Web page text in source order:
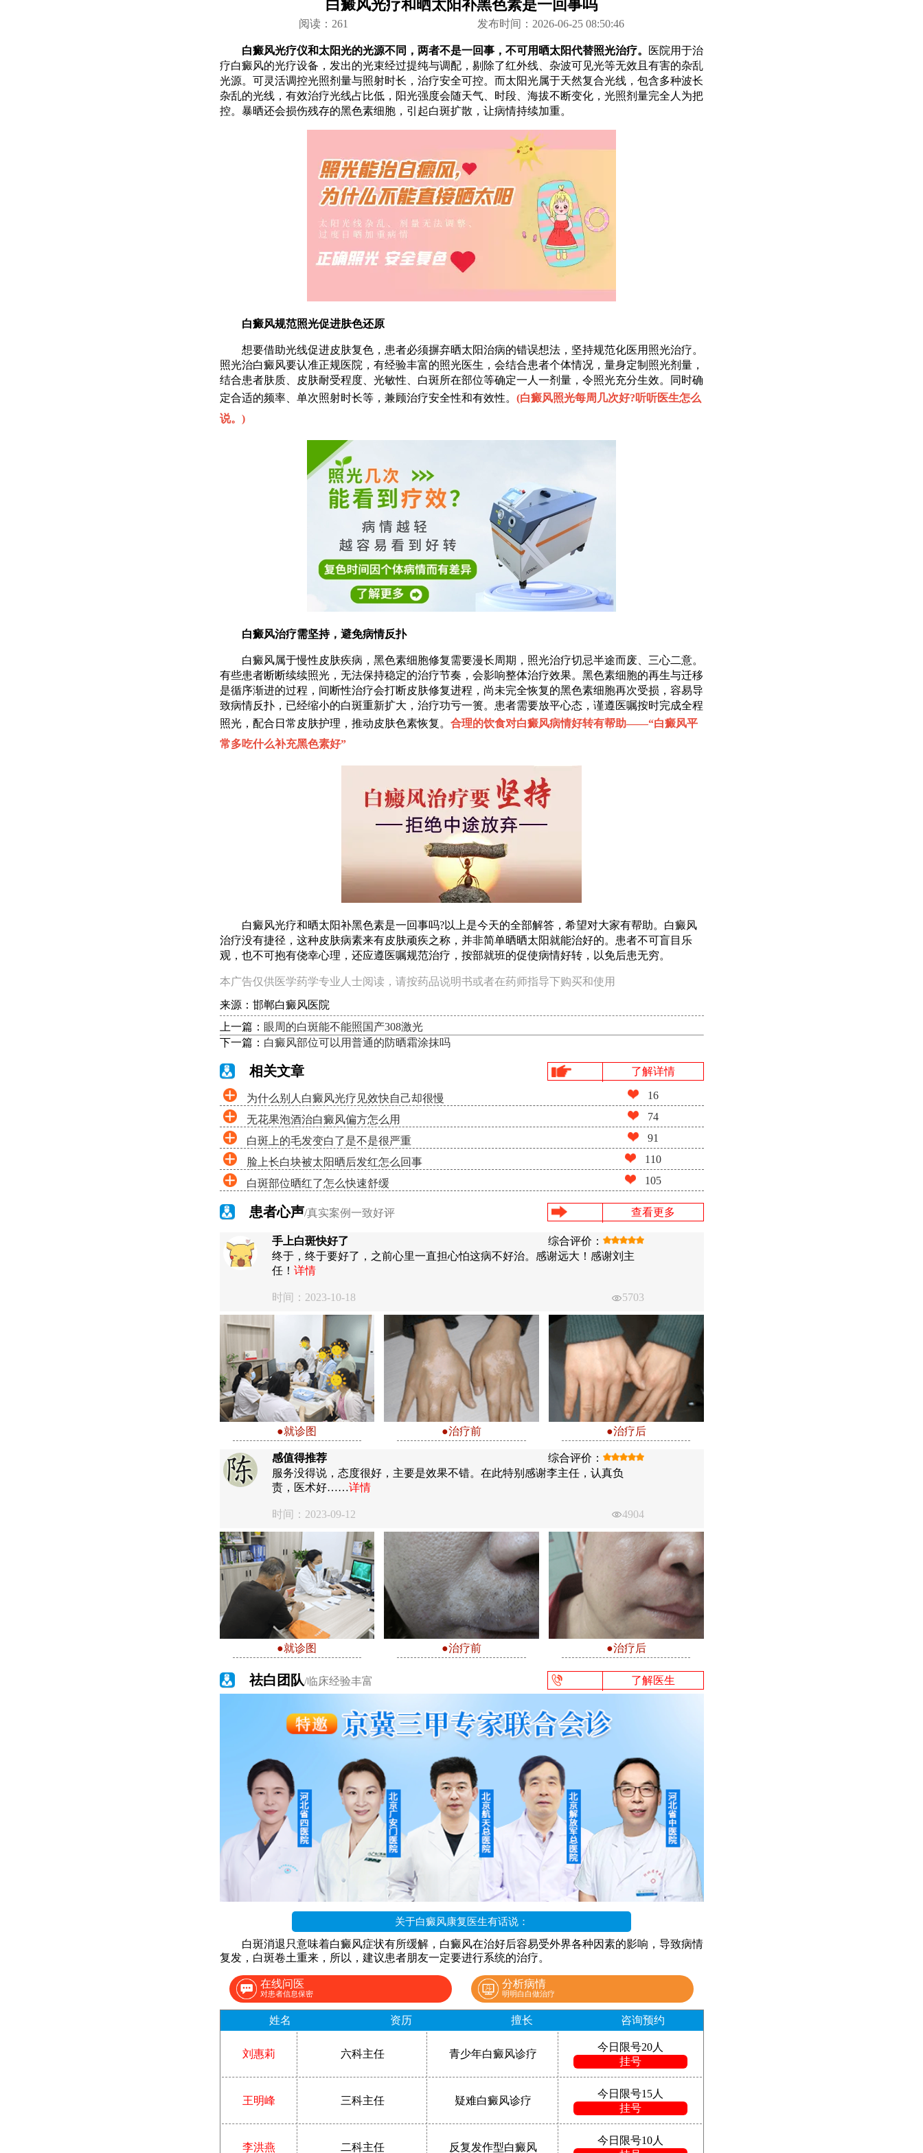
白癜风光疗和晒太阳补黑色素是一回事吗
阅读： 261 发布时间：2026-06-25 08:50:46
白癜风光疗仪和太阳光的光源不同，两者不是一回事，不可用晒太阳代替照光治疗。
医院用于治
疗白癜风的光疗设备，发出的光束经过提纯与调配，剔除了红外线、杂波可见光等无效且有害的杂乱
光源。可灵活调控光照剂量与照射时长，治疗安全可控。而太阳光属于天然复合光线，包含多种波长
杂乱的光线，有效治疗光线占比低，阳光强度会随天气、时段、海拔不断变化，光照剂量完全人为把
控。暴晒还会损伤残存的黑色素细胞，引起白斑扩散，让病情持续加重。
白癜风规范照光促进肤色还原
想要借助光线促进皮肤复色，患者必须摒弃晒太阳治病的错误想法，坚持规范化医用照光治疗。
照光治白癜风要认准正规医院，有经验丰富的照光医生，会结合患者个体情况，量身定制照光剂量，
结合患者肤质、皮肤耐受程度、光敏性、白斑所在部位等确定一人一剂量，令照光充分生效。同时确
定合适的频率、单次照射时长等，兼顾治疗安全性和有效性。 (白癜风照光每周几次好?听听医生怎么
说。 )
白癜风治疗需坚持，避免病情反扑
白癜风属于慢性皮肤疾病，黑色素细胞修复需要漫长周期，照光治疗切忌半途而废、三心二意。
有些患者断断续续照光，无法保持稳定的治疗节奏，会影响整体治疗效果。黑色素细胞的再生与迁移
是循序渐进的过程，间断性治疗会打断皮肤修复进程，尚未完全恢复的黑色素细胞再次受损，容易导
致病情反扑，已经缩小的白斑重新扩大，治疗功亏一篑。患者需要放平心态，谨遵医嘱按时完成全程
照光，配合日常皮肤护理，推动皮肤色素恢复。 合理的饮食对白癜风病情好转有帮助——“白癜风平
常多吃什么补充黑色素好”
白癜风光疗和晒太阳补黑色素是一回事吗?以上是今天的全部解答，希望对大家有帮助。白癜风
治疗没有捷径，这种皮肤病素来有皮肤顽疾之称，并非简单晒晒太阳就能治好的。患者不可盲目乐
观，也不可抱有侥幸心理，还应遵医嘱规范治疗，按部就班的促使病情好转，以免后患无穷。
本广告仅供医学药学专业人士阅读，请按药品说明书或者在药师指导下购买和使用
来源：邯郸白癜风医院
上一篇： 眼周的白斑能不能照国产308激光
下一篇： 白癜风部位可以用普通的防晒霜涂抹吗
相关文章 了解详情
为什么别人白癜风光疗见效快自己却很慢 16
无花果泡酒治白癜风偏方怎么用 74
白斑上的毛发变白了是不是很严重 91
脸上长白块被太阳晒后发红怎么回事 110
白斑部位晒红了怎么快速舒缓 105
患者心声/真实案例一致好评 查看更多
手上白斑快好了
综合评价：
终于，终于要好了，之前心里一直担心怕这病不好治。感谢远大！感谢刘主
任！ 详情
时间：2023-10-18 5703
●就诊图 ●治疗前 ●治疗后
感值得推荐
综合评价：
服务没得说，态度很好，主要是效果不错。在此特别感谢李主任，认真负
责，医术好……详情
时间：2023-09-12 4904
●就诊图 ●治疗前 ●治疗后
祛白团队/临床经验丰富 了解医生
关于白癜风康复医生有话说：
白斑消退只意味着白癜风症状有所缓解，白癜风在治好后容易受外界各种因素的影响，导致病情
复发，白斑卷土重来，所以，建议患者朋友一定要进行系统的治疗。
在线问医
对患者信息保密
分析病情
明明白白做治疗
姓名 资历 擅长 咨询预约
刘惠莉 六科主任 青少年白癜风诊疗
今日限号20人
挂号
王明峰 三科主任 疑难白癜风诊疗
今日限号15人
挂号
李洪燕 二科主任 反复发作型白癜风
今日限号10人